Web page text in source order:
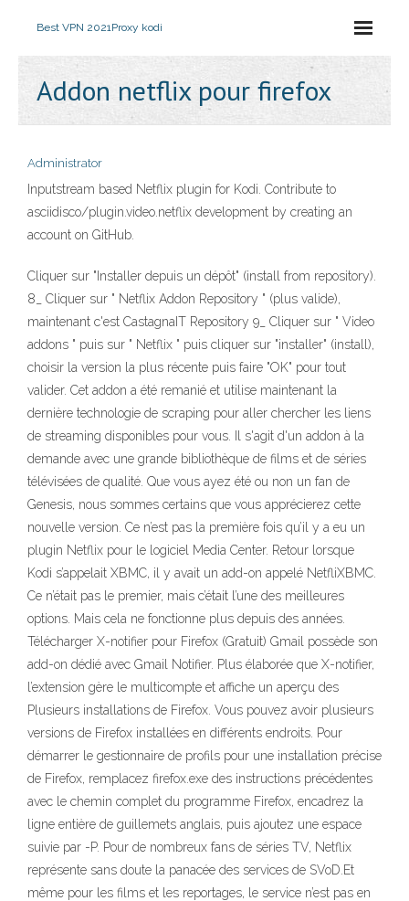
Best VPN 2021Proxy kodi
Addon netflix pour firefox
Administrator
Inputstream based Netflix plugin for Kodi. Contribute to
asciidisco/plugin.video.netflix development by creating an
account on GitHub.
Cliquer sur "Installer depuis un dépôt" (install from repository).
8_ Cliquer sur " Netflix Addon Repository " (plus valide),
maintenant c'est CastagnaIT Repository 9_ Cliquer sur " Video
addons " puis sur " Netflix " puis cliquer sur "installer" (install),
choisir la version la plus récente puis faire "OK" pour tout
valider. Cet addon a été remanié et utilise maintenant la
dernière technologie de scraping pour aller chercher les liens
de streaming disponibles pour vous. Il s'agit d'un addon à la
demande avec une grande bibliothèque de films et de séries
télévisées de qualité. Que vous ayez été ou non un fan de
Genesis, nous sommes certains que vous apprécierez cette
nouvelle version. Ce n’est pas la première fois qu’il y a eu un
plugin Netflix pour le logiciel Media Center. Retour lorsque
Kodi s’appelait XBMC, il y avait un add-on appelé NetfliXBMC.
Ce n’était pas le premier, mais c’était l’une des meilleures
options. Mais cela ne fonctionne plus depuis des années.
Télécharger X-notifier pour Firefox (Gratuit) Gmail possède son
add-on dédié avec Gmail Notifier. Plus élaborée que X-notifier,
l’extension gère le multicompte et affiche un aperçu des
Plusieurs installations de Firefox. Vous pouvez avoir plusieurs
versions de Firefox installées en différents endroits. Pour
démarrer le gestionnaire de profils pour une installation précise
de Firefox, remplacez firefox.exe des instructions précédentes
avec le chemin complet du programme Firefox, encadrez la
ligne entière de guillemets anglais, puis ajoutez une espace
suivie par -P. Pour de nombreux fans de séries TV, Netflix
représente sans doute la panacée des services de SVoD.Et
même pour les films et les reportages, le service n’est pas en